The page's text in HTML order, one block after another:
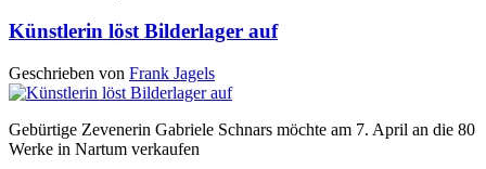
Künstlerin löst Bilderlager auf
Geschrieben von Frank Jagels
Gebürtige Zevenerin Gabriele Schnars möchte am 7. April an die 80
Werke in Nartum verkaufen